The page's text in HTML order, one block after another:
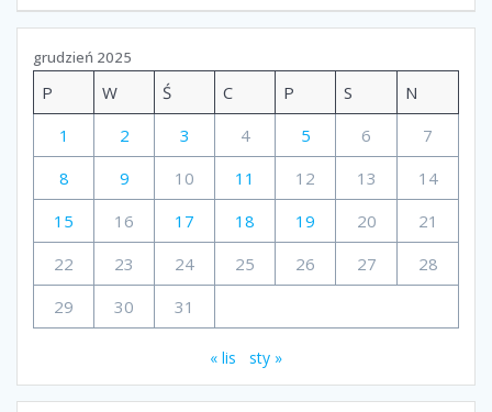
grudzień 2025
P W Ś C P S
N
1
2 3 4 5 6
7
8
9 10 11 12 13
14
15
16 17 18 19 20
21
22
23 24 25 26 27
28
29
30 31
« lis sty »